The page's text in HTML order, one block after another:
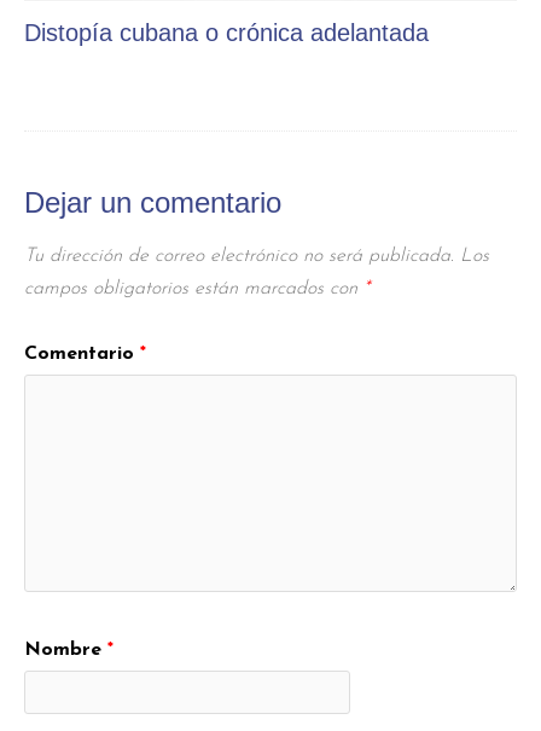
Distopía cubana o crónica adelantada
Dejar un comentario
Tu dirección de correo electrónico no será publicada. Los
campos obligatorios están marcados con *
Comentario *
Nombre *